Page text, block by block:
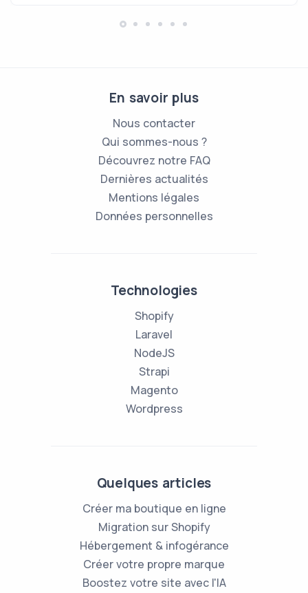
En savoir plus
Nous contacter
Qui sommes-nous ?
Découvrez notre FAQ
Dernières actualités
Mentions légales
Données personnelles
Technologies
Shopify
Laravel
NodeJS
Strapi
Magento
Wordpress
Quelques articles
Créer ma boutique en ligne
Migration sur Shopify
Hébergement & infogérance
Créer votre propre marque
Boostez votre site avec l'IA